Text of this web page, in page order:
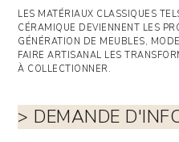
LES MATÉRIAUX CLASSIQUES
CÉRAMIQUE DEVIENNENT LES
GÉNÉRATION DE MEUBLES,
FAIRE ARTISANAL LES
À COLLECTIONNER.
> DEMANDE